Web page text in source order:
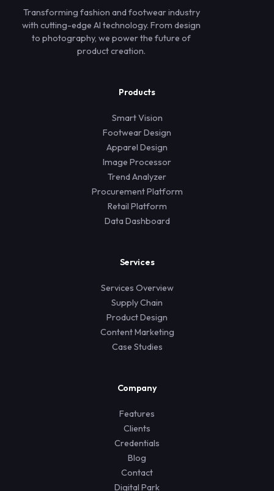
Transforming fashion and footwear industry
with cutting-edge AI technology. From design
to photography, we power the future of
product creation.
Products
Smart Vision
Footwear Design
Apparel Design
Image Processor
Trend Analyzer
Procurement Platform
Retail Platform
Data Dashboard
Services
Services Overview
Supply Chain
Product Design
Content Marketing
Case Studies
Company
Features
Clients
Credentials
Blog
Contact
Digital Park